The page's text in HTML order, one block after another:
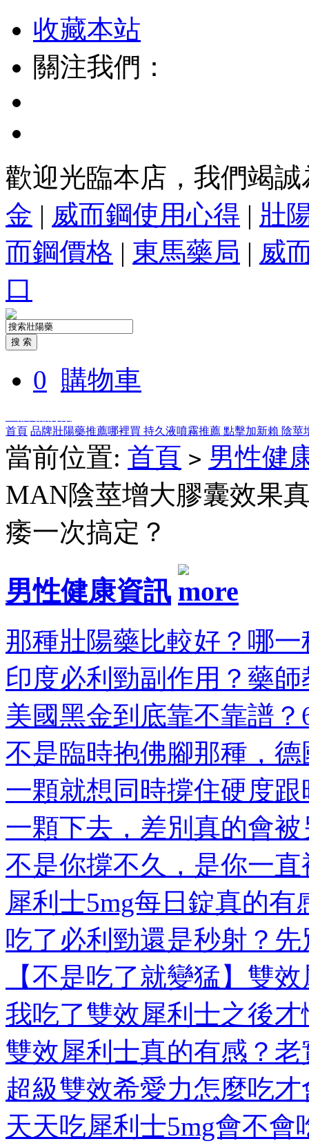
收藏本站
關注我們：
歡迎光臨本店，我們竭
金 | 威而鋼使用心得 | 壯
而鋼價格 | 東馬藥局 | 威
口
0 購物車
首頁 品牌壯陽藥推薦哪裡買 持久液噴霧推薦 點擊加新賴 陰莖
當前位置: 首頁 > 男性健
MAN陰莖增大膠囊效果
痿一次搞定？
男性健康資訊
那種壯陽藥比較好？哪
印度必利勁副作用？藥
美國黑金到底靠不靠譜？
不是臨時抱佛腳那種，
一顆就想同時撐住硬度
一顆下去，差別真的會
不是你撐不久，是你一
犀利士5mg每日錠真的有
吃了必利勁還是秒射？
【不是吃了就變猛】雙
我吃了雙效犀利士之後
雙效犀利士真的有感？
超級雙效希愛力怎麼吃
天天吃犀利士5mg會不會